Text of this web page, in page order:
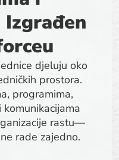
Izgrađen
djeluju oko
prostora.
programima,
rastu—
rade zajedno.